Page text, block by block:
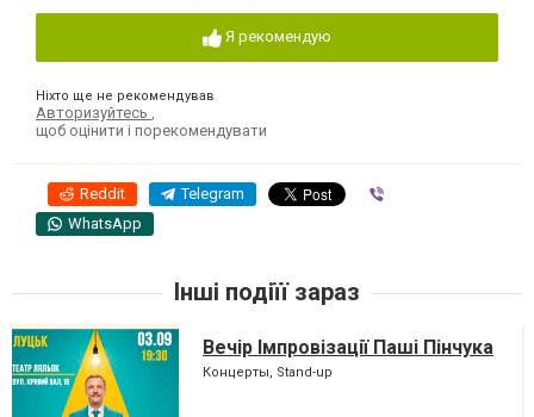
Я рекомендую
Ніхто ще не рекомендував
Авторизуйтесь
щоб оцінити і порекомендувати
Reddit Telegram
WhatsApp
Інші подіїї зараз
Вечір Імпровізації Паші Пінчука
Концерты, Stand-up